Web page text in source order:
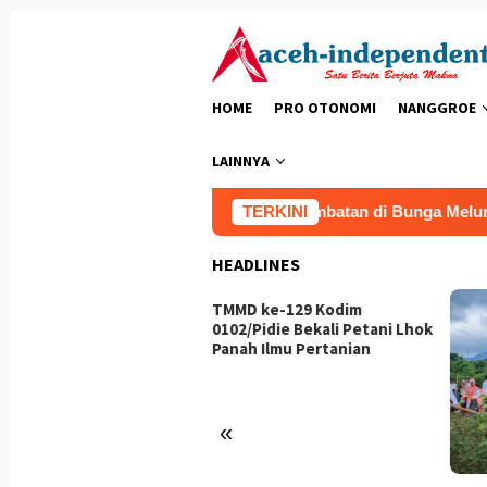
HOME PRO OTONOMI NANGGROE
LAINNYA
TERKINI
Kebutan Pengecoran Lantai Jembatan di Bunga Melur,
HEADLINES
«
TMMD ke-129 Kodim
0102/Pidie Bekali Petani Lhok
Panah Ilmu Pertanian